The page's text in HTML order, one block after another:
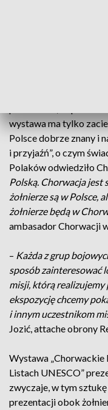
wystawa ma tylko
Polsce dobrze znany i
i przyjaźń”, o czym
Polaków odwiedziło
Polską. Chorwacja jest
żołnierze są w Polsce,
żołnierze będą w
ambasador Chorwacji
– Każda z grup
sposób zainteresować
misji, którą realizujemy
ekspozycję chcemy
i innym uczestnikom
Jozić, attache obrony
Wystawa
Listach UNESCO”
zwyczaje, w tym
prezentacji obok